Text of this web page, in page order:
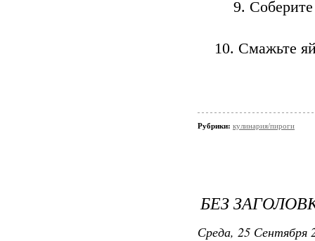
Смажьте
Рубрики: кулинария/пироги
БЕЗ
Среда, 25 Сентября